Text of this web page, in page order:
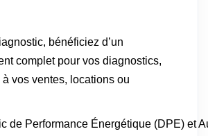
bénéficiez d’un
complet pour vos diagnostics,
vos ventes, locations ou
de Performance Énergétique (DPE) et